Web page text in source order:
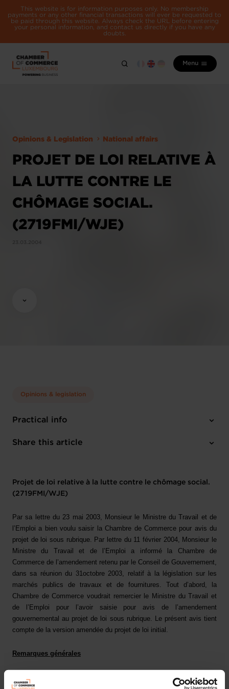
This website is for information purposes only. No membership
payments or any other financial transactions will ever be requested to
be paid through this website. Always check the URL before entering
your personal information, and contact us directly if you have any
doubts.
Menu
Opinions & Legislation National affairs
PROJET DE LOI RELATIVE À
LA LUTTE CONTRE LE
CHÔMAGE SOCIAL.
(2719FMI/WJE)
Opinions & legislation
Practical info
Share this article
Projet de loi relative à la lutte contre le chômage social.
(2719FMI/WJE)
Par sa lettre du 23 mai 2003, Monsieur le Ministre du Travail et de
l’Emploi a bien voulu saisir la Chambre de Commerce pour avis du
projet de loi sous rubrique. Par lettre du 11 février 2004, Monsieur le
Ministre du Travail et de l’Emploi a informé la Chambre de
Commerce de l’amendement retenu par le Conseil de Gouvernement,
dans sa réunion du 31octobre 2003, relatif à la législation sur les
marchés publics de travaux et de fournitures. Tout d’abord, la
Chambre de Commerce voudrait remercier le Ministre du Travail et
de l’Emploi pour l’avoir saisie pour avis de l’amendement
gouvernemental au projet de loi sous rubrique. Le présent avis tient
compte de la version amendée du projet de loi initial.
Remarques générales
L’objet du projet de loi sous analyse est de doter les initiatives dites